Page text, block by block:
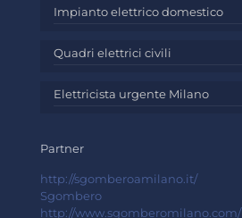
Impianto elettrico domestico
Quadri elettrici civili
Elettricista urgente Milano
Partner
http://sgomberoamilano.it/
Sgombero
http://www.sgomberomilano.com/